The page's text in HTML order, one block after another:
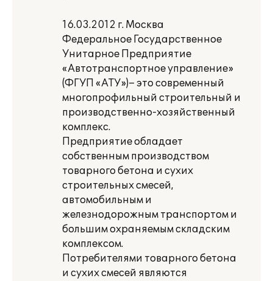
16.03.2012 г. Москва
Федеральное Государственное
Унитарное Предприятие
«Автотранспортное управление»
(ФГУП «АТУ»)– это современный
многопрофильный строительный и
производственно-хозяйственный
комплекс.
Предприятие обладает
собственным производством
товарного бетона и сухих
строительных смесей,
автомобильным и
железнодорожным транспортом и
большим охраняемым складским
комплексом.
Потребителями товарного бетона
и сухих смесей являются